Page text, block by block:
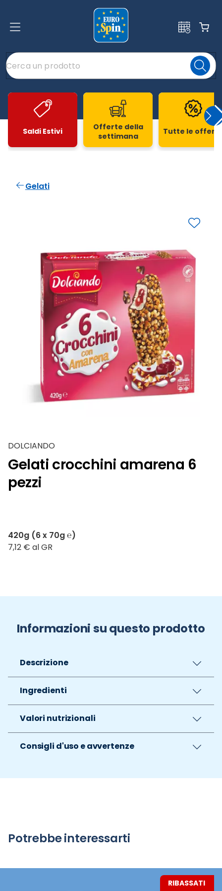
Saldi Estivi
Offerte della
settimana
Tutte le
Gelati
DOLCIANDO
Gelati crocchini amarena 6
pezzi
420g (6 x 70g ℮)
7,12 € al GR
Informazioni su questo prodotto
Descrizione
Ingredienti
Valori nutrizionali
Consigli d'uso e avvertenze
Potrebbe interessarti
RIBASSATI